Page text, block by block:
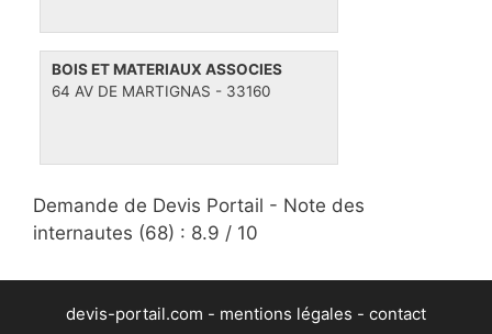
BOIS ET MATERIAUX ASSOCIES
64 AV DE MARTIGNAS - 33160
Demande de Devis Portail - Note des
internautes (68) : 8.9 / 10
devis-portail.com - mentions légales - contact